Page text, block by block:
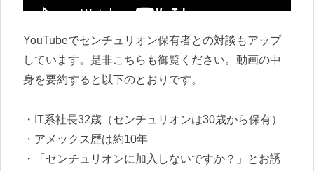
YouTubeでセンチュリオン保有者との対談もアップ
しています。是非こちらも御覧ください。動画の中
身を要約すると以下のとおりです。
・IT系社長32歳（センチュリオンは30歳から保有）
・アメックス歴は約10年
・「センチュリオンに加入しないですか？」とお誘